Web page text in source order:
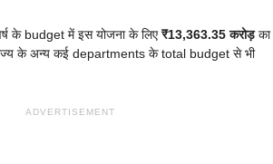
के budget में इस योजना के लिए₹13,363.35 करोड़का
राज्य के अन्य कई departments के total budget से भी
ADVERTISEMENT